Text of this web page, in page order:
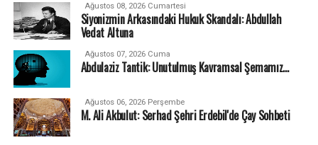
Ağustos 08, 2026 Cumartesi
Siyonizmin Arkasındaki Hukuk Skandalı: Abdullah
Vedat Altuna
Ağustos 07, 2026 Cuma
Abdulaziz Tantik: Unutulmuş Kavramsal Şemamız…
Ağustos 06, 2026 Perşembe
M. Ali Akbulut: Serhad Şehri Erdebil'de Çay Sohbeti